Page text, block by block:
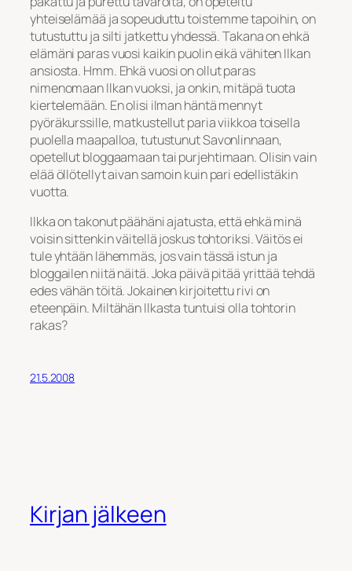
yhteiselämää ja sopeuduttu toistemme tapoihin, on
tutustuttu ja silti jatkettu yhdessä. Takana on ehkä
elämäni paras vuosi kaikin puolin eikä vähiten Ilkan
ansiosta. Hmm. Ehkä vuosi on ollut paras
nimenomaan Ilkan vuoksi, ja onkin, mitäpä tuota
kiertelemään. En olisi ilman häntä mennyt
pyöräkurssille, matkustellut paria viikkoa toisella
puolella maapalloa, tutustunut Savonlinnaan,
opetellut bloggaamaan tai purjehtimaan. Olisin vain
elää öllötellyt aivan samoin kuin pari edellistäkin
vuotta.
Ilkka on takonut päähäni ajatusta, että ehkä minä
voisin sittenkin väitellä joskus tohtoriksi. Väitös ei
tule yhtään lähemmäs, jos vain tässä istun ja
bloggailen niitä näitä. Joka päivä pitää yrittää tehdä
edes vähän töitä. Jokainen kirjoitettu rivi on
eteenpäin. Miltähän Ilkasta tuntuisi olla tohtorin
rakas?
21.5.2008
Kirjan jälkeen